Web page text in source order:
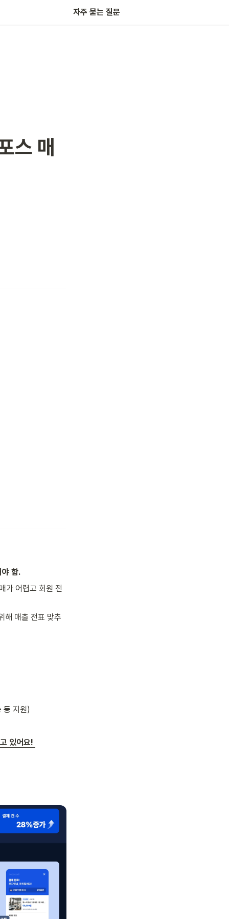
자주 묻는 질문
스 매
야 함.
가 어렵고 회원 전
해 매출 전표 맞추
등 지원)
있어요!